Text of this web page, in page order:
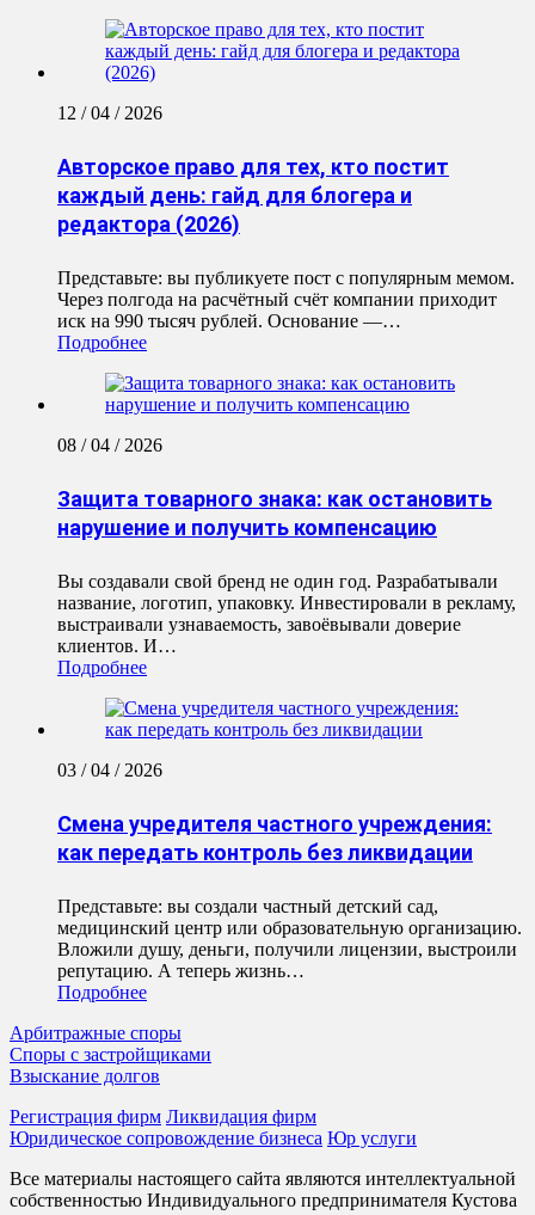
12 / 04 / 2026
Авторское право для тех, кто постит
каждый день: гайд для блогера и
редактора (2026)
Представьте: вы публикуете пост с популярным мемом.
Через полгода на расчётный счёт компании приходит
иск на 990 тысяч рублей. Основание —…
Подробнее
08 / 04 / 2026
Защита товарного знака: как остановить
нарушение и получить компенсацию
Вы создавали свой бренд не один год. Разрабатывали
название, логотип, упаковку. Инвестировали в рекламу,
выстраивали узнаваемость, завоёвывали доверие
клиентов. И…
Подробнее
03 / 04 / 2026
Смена учредителя частного учреждения:
как передать контроль без ликвидации
Представьте: вы создали частный детский сад,
медицинский центр или образовательную организацию.
Вложили душу, деньги, получили лицензии, выстроили
репутацию. А теперь жизнь…
Подробнее
Арбитражные споры
Споры с застройщиками
Взыскание долгов
Регистрация фирм Ликвидация фирм
Юридическое сопровождение бизнеса Юр услуги
Все материалы настоящего сайта являются интеллектуальной
собственностью Индивидуального предпринимателя Кустова